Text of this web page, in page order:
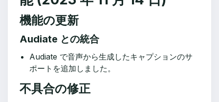
機能の更新
Audiate との統合
Audiate で音声から生成したキャプションのサ
ポートを追加しました。
不具合の修正